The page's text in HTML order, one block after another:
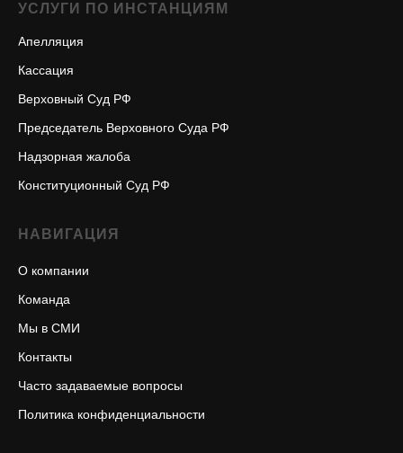
УСЛУГИ ПО ИНСТАНЦИЯМ
Апелляция
Кассация
Верховный Суд РФ
Председатель Верховного Суда РФ
Надзорная жалоба
Конституционный Суд РФ
НАВИГАЦИЯ
О компании
Команда
Мы в СМИ
Контакты
Часто задаваемые вопросы
Политика конфиденциальности